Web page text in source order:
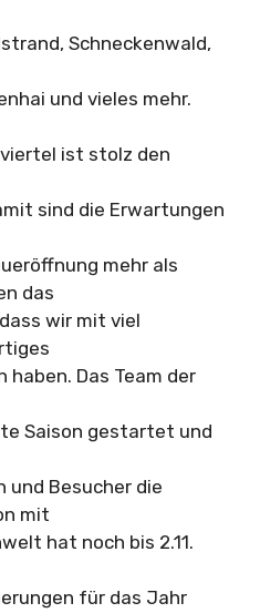
Schneckenwald,
und vieles mehr.
ist stolz den
sind die Erwartungen
mehr als
das
wir mit viel
Das Team der
Saison gestartet und
und Besucher die
mit
hat noch bis 2.11.
für das Jahr